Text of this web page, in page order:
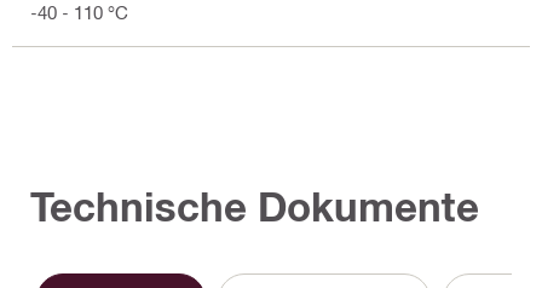
-40 - 110 °C
Technische Dokumente